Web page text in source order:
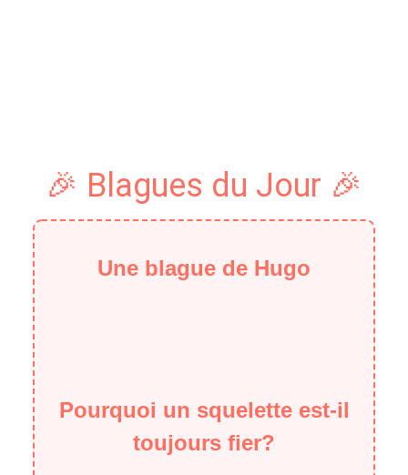
🎉 Blagues du Jour 🎉
Une blague de Hugo
Pourquoi un squelette est-il
toujours fier?